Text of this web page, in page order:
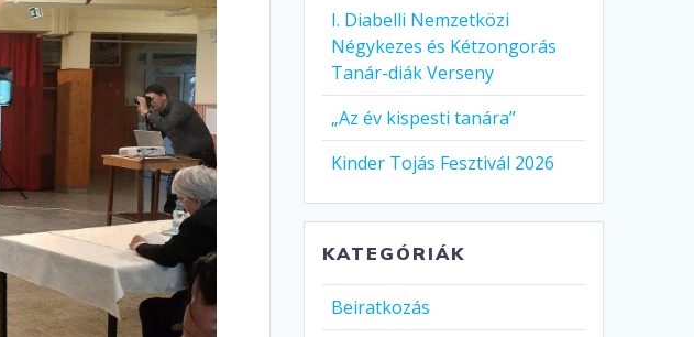
I. Diabelli Nemzetközi
Négykezes és Kétzongorás
Tanár-diák Verseny
„Az év kispesti tanára”
Kinder Tojás Fesztivál 2026
KATEGÓRIÁK
Beiratkozás